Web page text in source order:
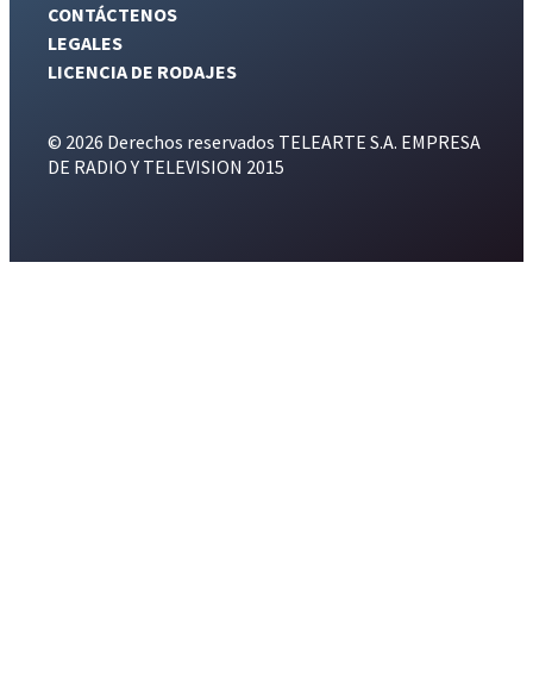
CONTÁCTENOS
LEGALES
LICENCIA DE RODAJES
© 2026 Derechos reservados TELEARTE S.A. EMPRESA
DE RADIO Y TELEVISION 2015